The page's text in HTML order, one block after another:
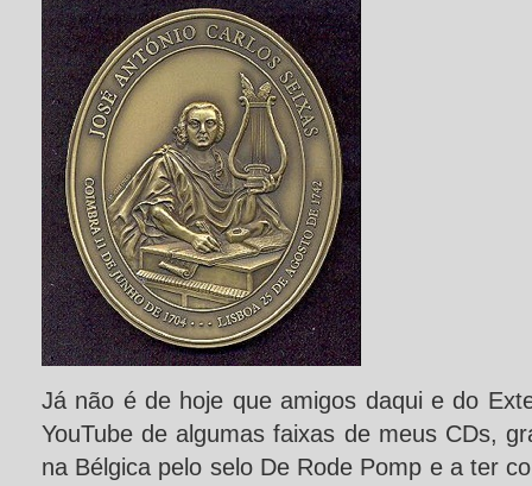
Já não é de hoje que amigos daqui e do
YouTube de algumas faixas de meus CDs,
na Bélgica pelo selo De Rode Pomp e a ter